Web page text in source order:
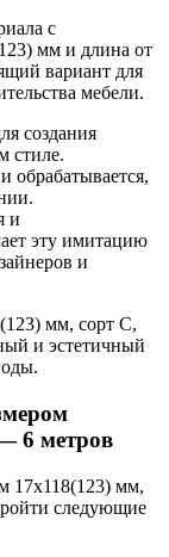
с
мм и длина от
вариант для
мебели.
создания
стиле.
обрабатывается,
и
эту имитацию
и
мм, сорт C,
и эстетичный
6 метров
17х118(123) мм,
следующие